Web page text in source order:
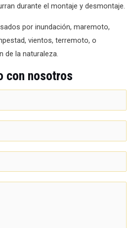
durante el montaje y desmontaje.
por inundación, maremoto,
vientos, terremoto, o
de la naturaleza.
con nosotros